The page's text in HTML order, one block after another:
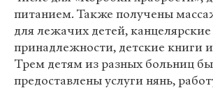
питанием. Также получены
для лежачих детей, канцелярские
принадлежности, детские книги
Трем детям из разных больниц
предоставлены услуги нянь,